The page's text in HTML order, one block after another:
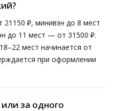
21150 ₽, минивэн до 8 мест
до 11 мест — от 31500 ₽.
мест начинается от
при оформлении
за одного